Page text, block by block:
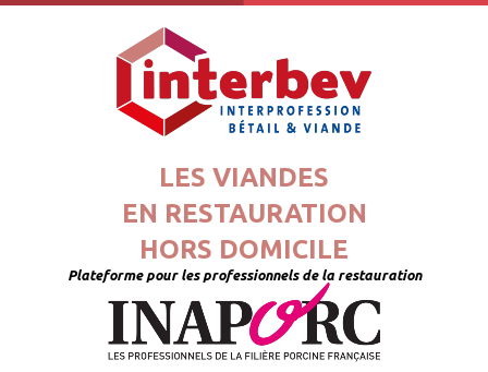
LES VIANDES
EN RESTAURATION
HORS DOMICILE
Plateforme pour les professionnels de la restauration